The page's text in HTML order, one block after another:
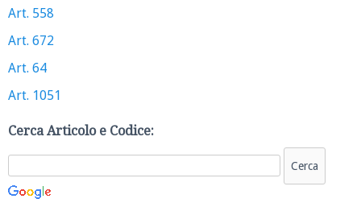
Art. 558
Art. 672
Art. 64
Art. 1051
Cerca Articolo e Codice: